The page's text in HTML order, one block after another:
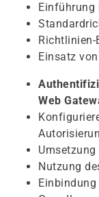
Einführung
Einsatz
Web
Nutzung